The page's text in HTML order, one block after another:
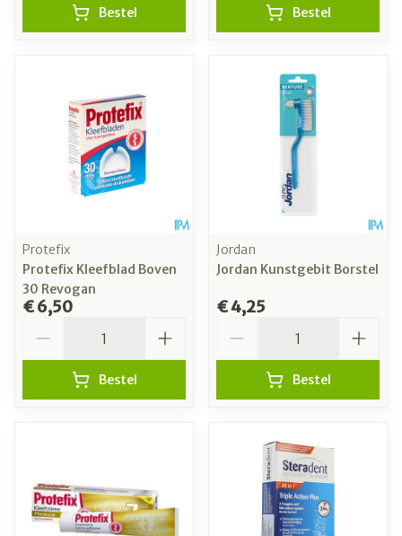
Bestel Bestel
Protefix
Protefix Kleefblad Boven
30 Revogan
€ 6,50
Bestel
Jordan
Jordan Kunstgebit Borstel
€ 4,25
Bestel